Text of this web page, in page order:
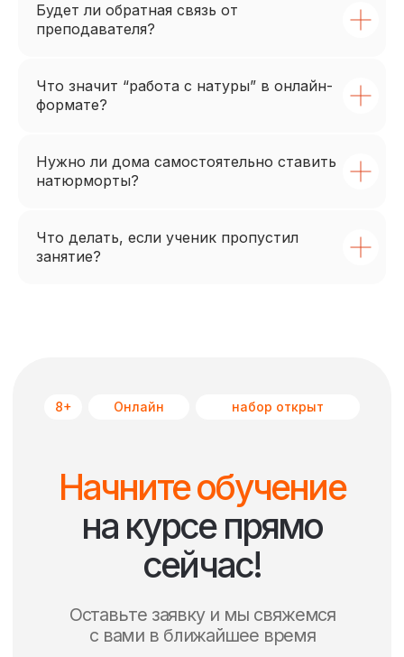
Будет ли обратная связь от
преподавателя?
Что значит “работа с натуры” в онлайн-
формате?
Нужно ли дома самостоятельно ставить
натюрморты?
Что делать, если ученик пропустил
занятие?